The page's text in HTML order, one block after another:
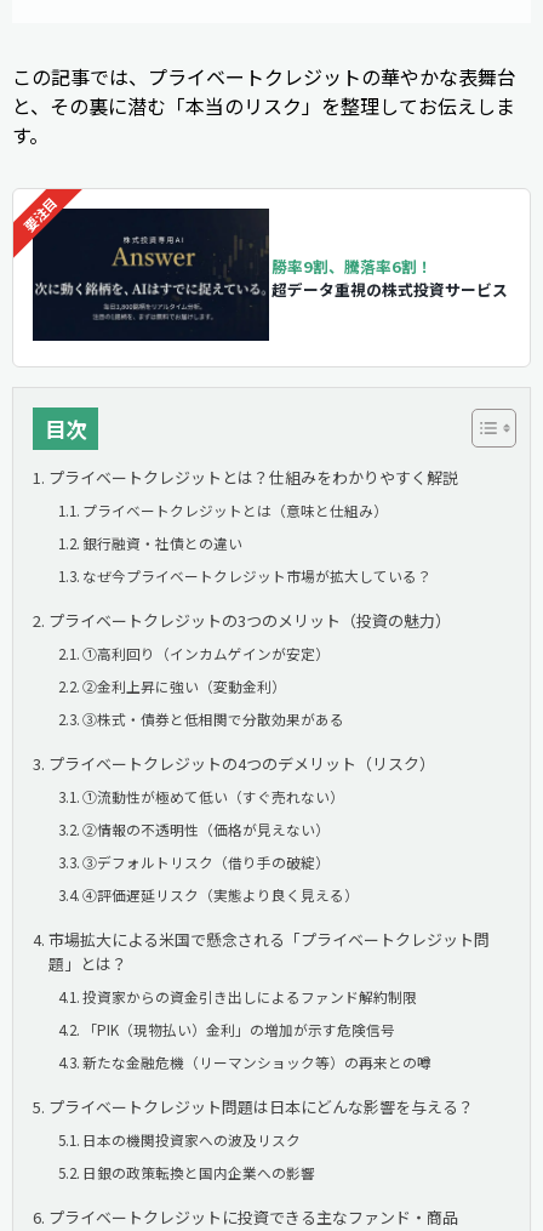
この記事では、プライベートクレジットの華やかな表舞台
と、その裏に潜む「本当のリスク」を整理してお伝えしま
す。
勝率9割、騰落率6割！
超データ重視の株式投資サービス
目次
プライベートクレジットとは？仕組みをわかりやすく解説
プライベートクレジットとは（意味と仕組み）
銀行融資・社債との違い
なぜ今プライベートクレジット市場が拡大している？
プライベートクレジットの3つのメリット（投資の魅力）
①高利回り（インカムゲインが安定）
②金利上昇に強い（変動金利）
③株式・債券と低相関で分散効果がある
プライベートクレジットの4つのデメリット（リスク）
①流動性が極めて低い（すぐ売れない）
②情報の不透明性（価格が見えない）
③デフォルトリスク（借り手の破綻）
④評価遅延リスク（実態より良く見える）
市場拡大による米国で懸念される「プライベートクレジット問
題」とは？
投資家からの資金引き出しによるファンド解約制限
「PIK（現物払い）金利」の増加が示す危険信号
新たな金融危機（リーマンショック等）の再来との噂
プライベートクレジット問題は日本にどんな影響を与える？
日本の機関投資家への波及リスク
日銀の政策転換と国内企業への影響
プライベートクレジットに投資できる主なファンド・商品